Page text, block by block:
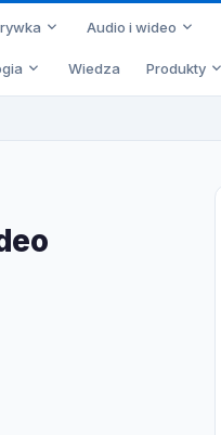
Audio i wideo
Wiedza Produkty